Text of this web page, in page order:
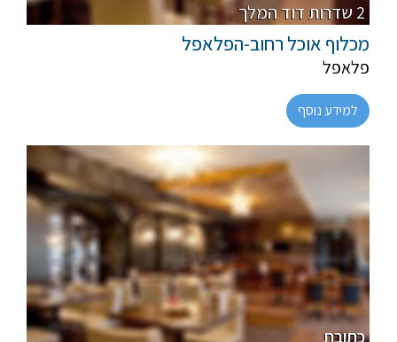
2 שדרות דוד המלך
מכלוף אוכל רחוב-הפלאפל
פלאפל
למידע נוסף
רבנות
כתובת